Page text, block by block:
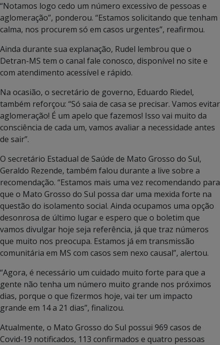
“Notamos logo cedo um número excessivo de pessoas e
aglomeração”, ponderou. “Estamos solicitando que tenham
calma, nos procurem só em casos urgentes”, reafirmou.
Ainda durante sua explanação, Rudel lembrou que o
Detran-MS tem o canal fale conosco, disponível no site e
com atendimento acessível e rápido.
Na ocasião, o secretário de governo, Eduardo Riedel,
também reforçou: “Só saia de casa se precisar. Vamos evitar
aglomeração! É um apelo que fazemos! Isso vai muito da
consciência de cada um, vamos avaliar a necessidade antes
de sair”.
O secretário Estadual de Saúde de Mato Grosso do Sul,
Geraldo Rezende, também falou durante a live sobre a
recomendação. “Estamos mais uma vez recomendando para
que o Mato Grosso do Sul possa dar uma mexida forte na
questão do isolamento social. Ainda ocupamos uma opção
desonrosa de último lugar e espero que o boletim que
vamos divulgar hoje seja referência, já que traz números
que muito nos preocupa. Estamos já em transmissão
comunitária em MS com casos sem nexo causal”, alertou.
“Agora, é necessário um cuidado muito forte para que a
gente não tenha um número muito grande nos próximos
dias, porque o que fizermos hoje, vai ter um impacto
grande em 14 a 21 dias”, finalizou.
Atualmente, o Mato Grosso do Sul possui 969 casos de
Covid-19 notificados, 113 confirmados e quatro pessoas